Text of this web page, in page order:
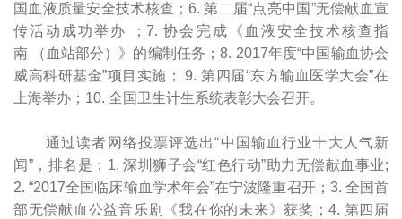
国血液质量安全技术核查；6. 第二届“点亮中国”无偿献血宣
传活动成功举办 ；7. 协会完成《血液安全技术核查指
南 （血站部分）》的编制任务；8. 2017年度“中国输血协会
威高科研基金”项目实施； 9. 第四届“东方输血医学大会”在
上海举办；10. 全国卫生计生系统表彰大会召开。
通过读者网络投票评选出“中国输血行业十大人气新
闻”，排名是：1. 深圳狮子会“红色行动”助力无偿献血事业;
2. “2017全国临床输血学术年会”在宁波隆重召开；3. 全国首
部无偿献血公益音乐剧《我在你的未来》获奖；4. 第四届